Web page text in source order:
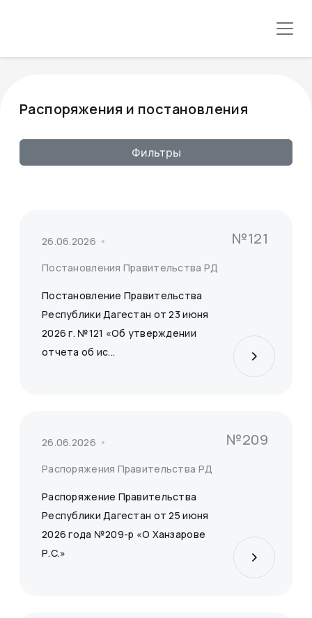
Распоряжения и постановления
Фильтры
26.06.2026
Постановления Правительства РД
№121
Постановление Правительства
Республики Дагестан от 23 июня
2026 г. №121 «Об утверждении
отчета об ис...
26.06.2026
Распоряжения Правительства РД
№209
Распоряжение Правительства
Республики Дагестан от 25 июня
2026 года №209-р «О Ханзарове
Р.С.»